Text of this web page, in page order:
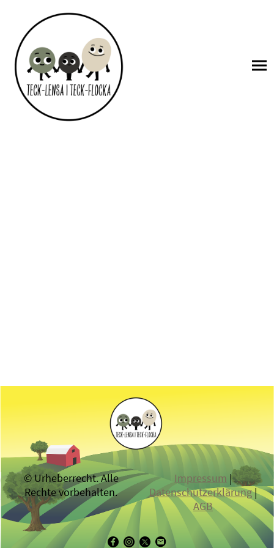
© Urheberrecht. Alle
Rechte vorbehalten.
Impressum |
Datenschutzerklärung|
AGB